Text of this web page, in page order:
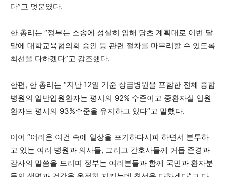
다”고 덧붙였다.
한 총리는 “정부는 소송에 성실히 임해 당초 계획대로 이번 달
말에 대학교육협의회 승인 등 관련 절차를 마무리할 수 있도록
최선을 다하겠다”고 강조했다.
한편, 한 총리는 “지난 12일 기준 상급병원을 포함한 전체 종합
병원의 일반입원환자는 평시의 92% 수준이고 중환자실 입원
환자도 평시의 93%수준을 유지하고 있다”고 말했다.
이어 “어려운 여건 속에 일상을 포기하다시피 하면서 분투하
고 있는 여러 병원과 의사들, 그리고 간호사들께 거듭 존경과
감사의 말씀을 드리며 정부는 여러분들과 함께 국민과 환자분